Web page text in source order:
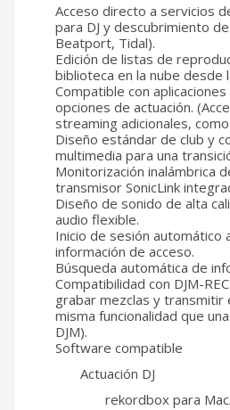
Acceso directo a servicios
para DJ y descubrimiento
Beatport, Tidal).
Edición de listas de
biblioteca en la nube desde
Compatible con
opciones de actuación.
streaming adicionales,
Diseño estándar de club y
multimedia para una
Monitorización inalámbrica
transmisor SonicLink
Diseño de sonido de alta
audio flexible.
Inicio de sesión automático
información de acceso.
Búsqueda automática de
Compatibilidad con DJM-
grabar mezclas y transmitir
misma funcionalidad que
DJM).
Software compatible
Actuación DJ
rekordbox para